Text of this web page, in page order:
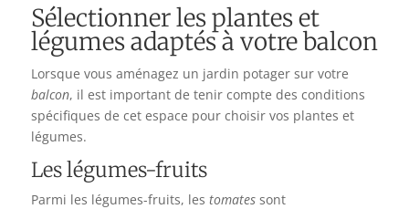
Sélectionner les plantes et
légumes adaptés à votre balcon
Lorsque vous aménagez un jardin potager sur votre
balcon, il est important de tenir compte des conditions
spécifiques de cet espace pour choisir vos plantes et
légumes.
Les légumes-fruits
Parmi les légumes-fruits, les tomatessont